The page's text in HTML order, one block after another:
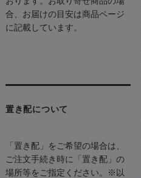
合、お届けの目安は商品ページ
に記載しています。
置き配について
「置き配」をご希望の場合は、
ご注文手続き時に「置き配」の
場所等をご指定ください。※以